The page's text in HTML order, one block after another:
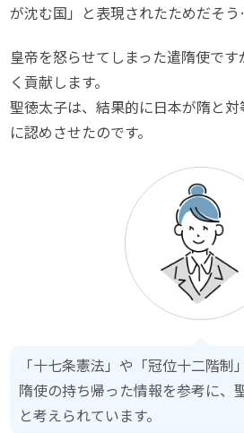
が沈む国」と表現されたためだそう
皇帝を怒らせてしまった遣隋使で
く貢献します。
聖徳太子は、結果的に日本が隋と
に認めさせたのです。
「十七条憲法」や「冠位十二階
隋使の持ち帰った情報を参考に、
と考えられています。